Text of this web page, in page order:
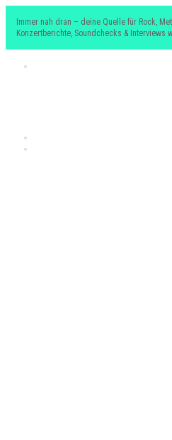
Immer nah dran – deine Quelle für Rock,
Konzertberichte, Soundchecks & Interviews